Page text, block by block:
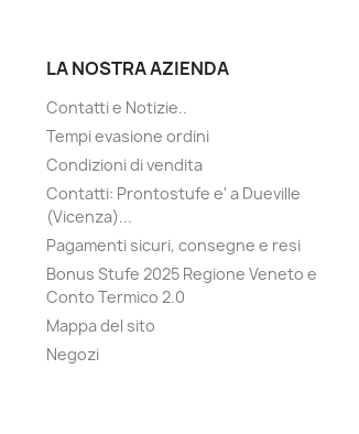
LA NOSTRA AZIENDA
Contatti e Notizie..
Tempi evasione ordini
Condizioni di vendita
Contatti: Prontostufe e' a Dueville
(Vicenza)...
Pagamenti sicuri, consegne e resi
Bonus Stufe 2025 Regione Veneto e
Conto Termico 2.0
Mappa del sito
Negozi